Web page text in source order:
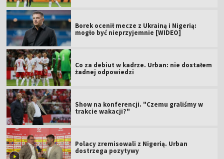
Borek ocenił mecze z Ukrainą i Nigerią:
mogło być nieprzyjemnie [WIDEO]
Co za debiut w kadrze. Urban: nie dostałem
żadnej odpowiedzi
Show na konferencji. "Czemu graliśmy w
trakcie wakacji?"
Polacy zremisowali z Nigerią. Urban
dostrzega pozytywy